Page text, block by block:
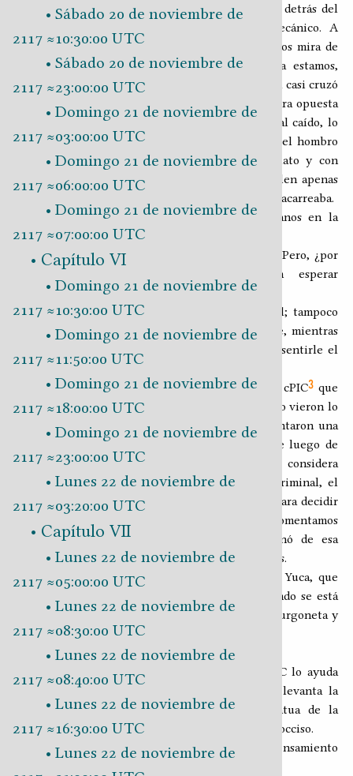
Sábado 20 de noviembre de
2117 ≈10:30:00 UTC
Sábado 20 de noviembre de
2117 ≈23:00:00 UTC
Domingo 21 de noviembre de
2117 ≈03:00:00 UTC
Domingo 21 de noviembre de
2117 ≈06:00:00 UTC
Domingo 21 de noviembre de
2117 ≈07:00:00 UTC
Capítulo VI
Domingo 21 de noviembre de
2117 ≈10:30:00 UTC
Domingo 21 de noviembre de
2117 ≈11:50:00 UTC
Domingo 21 de noviembre de
2117 ≈18:00:00 UTC
Domingo 21 de noviembre de
2117 ≈23:00:00 UTC
Lunes 22 de noviembre de
2117 ≈03:20:00 UTC
Capítulo VII
Lunes 22 de noviembre de
2117 ≈05:00:00 UTC
Lunes 22 de noviembre de
2117 ≈08:30:00 UTC
Lunes 22 de noviembre de
2117 ≈08:40:00 UTC
Lunes 22 de noviembre de
2117 ≈16:30:00 UTC
Lunes 22 de noviembre de
Eso es lo que alcanzo a gritar mientras corremos detrás del
irracional e inexplicablemente despavorido mecánico. A
segundos de iniciada la carrera, Rufas voltea y nos mira de
reojo, supongo que para calcular que tan cerca estamos,
quizá es eso lo que no le deja percatarse de que ya casi cruzó
la calle, porque se tropieza con el borde de la acera opuesta
y cae de bruces. René es el primero en alcanzar al caído, lo
encuentra boca abajo en el piso y lo empuja por el hombro
intentando voltearlo, pero lo suelta de inmediato y con
sobresalto al ver que de su ojo izquierdo sobresalen apenas
un par de centímetros del mango del tenedor que acarreaba.
―¡Coño! ¡Se mató! ―Exclama Yuca con las manos en la
cabeza.
―¡Mierda…, se clavó ese cubierto completico…! Pero, ¿por
qué salió corriendo así? ―Pregunto sin esperar
contestación.
―No entiendo cómo supo que hablábamos de él; tampoco
entiendo por qué entró en pánico ―agrega René, mientras
le toca el cuello al inerte Rufas, como buscando sentirle el
pulso.
En menos de 15 minutos llegan dos personas del cPIC3 que
atiende el sector y nos comentan que en el camino vieron lo
que se captó en ECIPA de lo ocurrido y ya levantaron una
prodevo de solicitud de proceso 4 . Nos dicen que luego de
revisar la evidencia el 91,34 % del colectivo no considera
necesario que se nos inicie una investigación criminal, el
5,17 % quiere esperar el reporte de la autopsia para decidir
y 3,94 % aun no se ha manifestado. Cuando les comentamos
que no tenemos claro por qué Rufas reaccionó de esa
manera, se ofrecen para apoyarnos en las pesquisas.
Poco después llega el equipo forense del cPIC. Yuca, que
conversa con los compañeros de Rufas, mira cuando se está
levantando el cadáver y nota algo, se acerca a la furgoneta y
nos llama desde ahí.
―¡Muchachos, vengan a ver esto!
Nos acercamos y uno de los integrantes del cPIC lo ayuda
poniendo de costado el cuerpo mientras él le levanta la
camisa para mostrarnos el tatuaje con la Estatua de la
Libertad que cubre buena parte de la espalda del occiso.
―TAIK-Militia ―espeta René haciendo eco al pensamiento